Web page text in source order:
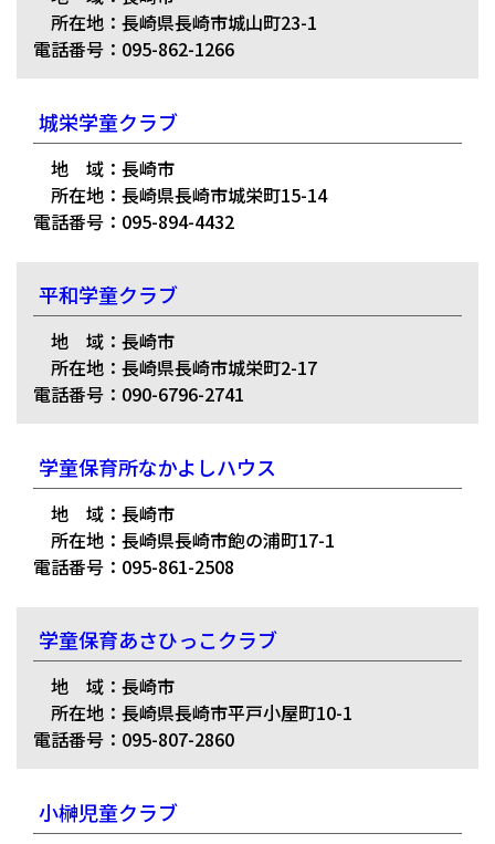
所在地：長崎県長崎市城山町23-1
電話番号：095-862-1266
城栄学童クラブ
地 域：長崎市
所在地：長崎県長崎市城栄町15-14
電話番号：095-894-4432
平和学童クラブ
地 域：長崎市
所在地：長崎県長崎市城栄町2-17
電話番号：090-6796-2741
学童保育所なかよしハウス
地 域：長崎市
所在地：長崎県長崎市飽の浦町17-1
電話番号：095-861-2508
学童保育あさひっこクラブ
地 域：長崎市
所在地：長崎県長崎市平戸小屋町10-1
電話番号：095-807-2860
小榊児童クラブ